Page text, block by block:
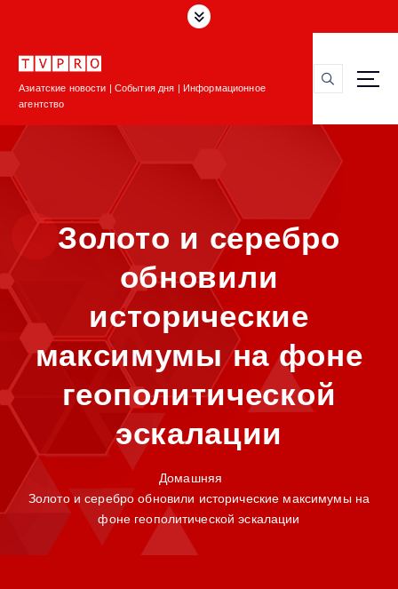
к
Азиатские новости | События дня | Информационное
агентство
Золото и серебро
обновили
исторические
максимумы на фоне
геополитической
эскалации
Домашняя
Золото и серебро обновили исторические максимумы на
фоне геополитической эскалации